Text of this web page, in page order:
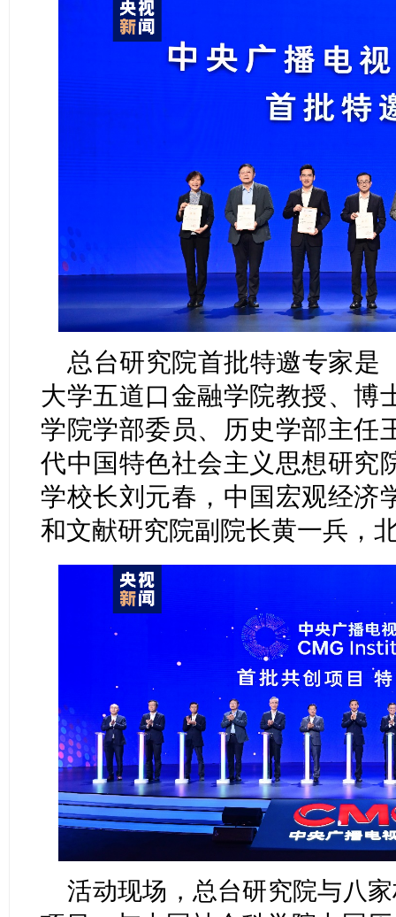
总台研究院首批特邀专家是
大学五道口金融学院教授、博
学院学部委员、历史学部主任
代中国特色社会主义思想研究
学校长刘元春，中国宏观经济
和文献研究院副院长黄一兵，
活动现场，总台研究院与八